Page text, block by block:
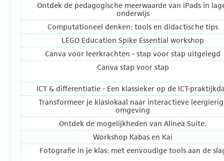
Ontdek de pedagogische meerwaarde van iPads in
onderwijs
Computationeel denken: tools en didactische tips
LEGO Education Spike Essential workshop
Canva voor leerkrachten - stap voor stap uitgelegd
Canva stap voor stap
ICT & differentiatie - Een klassieker op de ICT-
Transformeer je klaslokaal naar interactieve
omgeving
Ontdek de mogelijkheden van Alinea Suite.
Workshop Kabas en Kai
Fotografie in je klas: met eenvoudige tools aan de